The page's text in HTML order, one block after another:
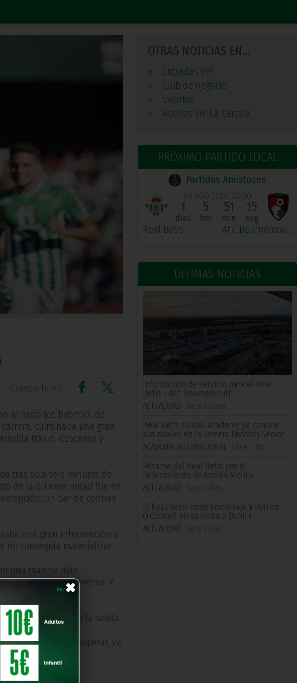
×
OTRAS NOTICIAS EN...
»
Entradas VIP
»
Club de negocio
»
Eventos
»
Abonos VIP La Cartuja
PRÓXIMO PARTIDO LOCAL
Partidos Amistosos
Real Betis
08 AGO 2026, 20:30
1
días
5
hor
51
min
14
seg
AFC Bournemouth
ÚLTIMAS NOTICIAS
Información de servicio para el Real
Betis - AFC Bournemouth
ACTUALIDAD hace 3 horas
Real Betis Global Academy ya conoce
sus rivales en la Tercera División Sénior
ACADEMIA INTERNACIONAL hace 1 día
Pésame del Real Betis por el
fallecimiento de Andrés Molina
ACTUALIDAD hace 2 días
El Real Betis rinde homenaje a Patrick
O'Connell en su visita a Dublín
ACTUALIDAD hace 2 días
Comparte en
al histórico hat-trick de
culminaba una gran
tras el descanso y
tras solo seis minutos de
de la primera mitad fue en
un par de contras
una gran intervención a
no conseguía materializar.
una marcha más.
en los últimos metros. Y,
Poco después, a la salida
su cuenta
tanto se hizo esperar, ya